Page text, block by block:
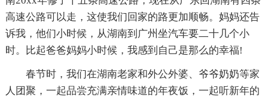
高速公路可以走，这使我们回家的路更加顺畅。妈妈还告
诉我，他们小时候，从湖南到广州坐汽车要二十几个小
时。比起爸爸妈妈小时候，我感到自己是那么的幸福!
春节时，我们在湖南老家和外公外婆、爷爷奶奶等家
人团聚，一起品尝充满亲情味道的年夜饭，一起听新年的